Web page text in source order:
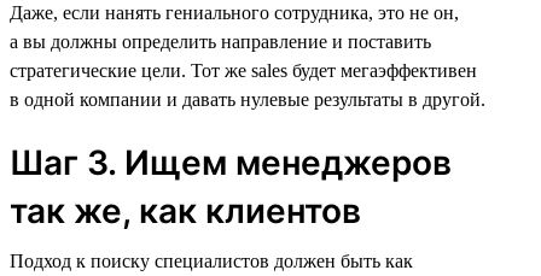
Даже, если нанять гениального сотрудника, это не он,
а вы должны определить направление и поставить
стратегические цели. Тот же sales будет мегаэффективен
в одной компании и давать нулевые результаты в другой.
Шаг 3. Ищем менеджеров
так же, как клиентов
Подход к поиску специалистов должен быть как